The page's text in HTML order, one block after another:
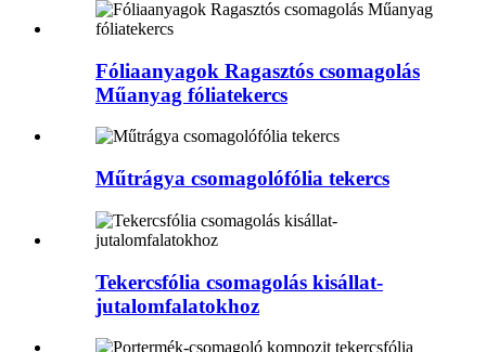
Fóliaanyagok Ragasztós csomagolás
Műanyag fóliatekercs
Műtrágya csomagolófólia tekercs
Tekercsfólia csomagolás kisállat-
jutalomfalatokhoz